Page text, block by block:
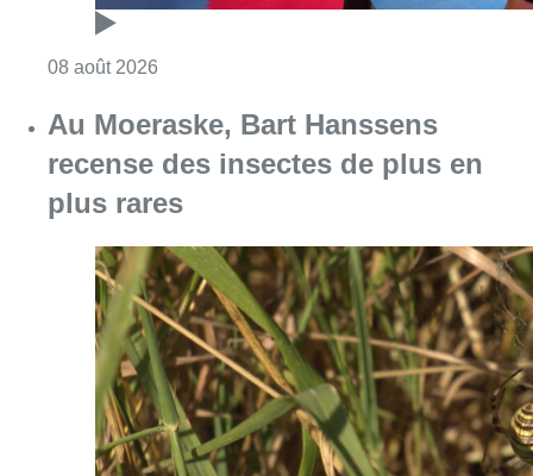
08 août 2026
Au Moeraske, Bart Hanssens
recense des insectes de plus en
plus rares